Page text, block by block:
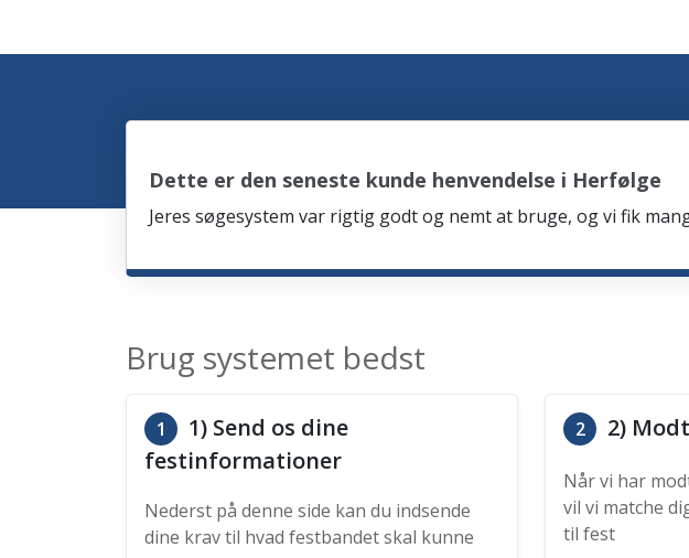
Dette er den seneste kunde henvendelse i Herfølge
Jeres søgesystem var rigtig godt og nemt at bruge, og vi fik
Brug systemet bedst
1
1) Send os dine
festinformationer
Nederst på denne side kan du indsende
dine krav til hvad festbandet skal kunne
2 2)
Når vi har
vil vi matche
til fest